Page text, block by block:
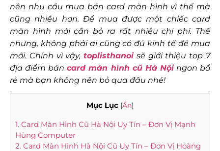
nên nhu cầu mua bán card màn hình vì thế mà
cũng nhiều hơn. Để mua được một chiếc card
màn hình mới cần bỏ ra rất nhiều chi phí. Thế
nhưng, không phải ai cũng có đủ kinh tế để mua
mới. Chính vì vậy,toplisthanoisẽ giới thiệu top 7
địa điểm báncard màn hình cũ Hà Nộingon bổ
rẻ mà bạn không nên bỏ qua đâu nhé!
Mục Lục [Ẩn]
1. Card Màn Hình Cũ Hà Nội Uy Tín – Đơn Vị Mạnh
Hùng Computer
2. Card Màn Hình Hà Nội Cũ Uy Tín – Đơn Vị Hoàng